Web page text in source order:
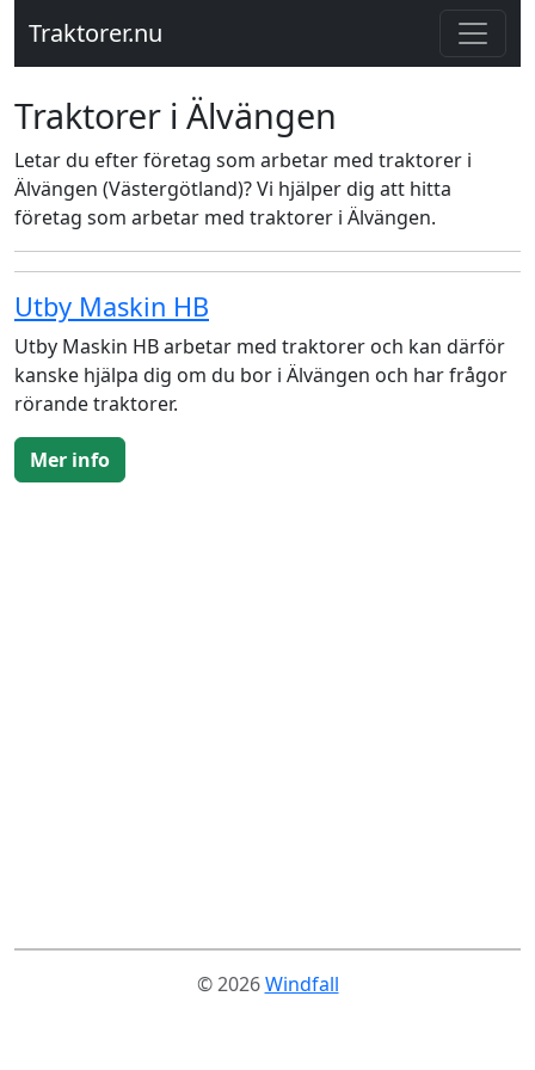
Traktorer.nu
Traktorer i Älvängen
Letar du efter företag som arbetar med traktorer i
Älvängen (Västergötland)? Vi hjälper dig att hitta
företag som arbetar med traktorer i Älvängen.
Utby Maskin HB
Utby Maskin HB arbetar med traktorer och kan därför
kanske hjälpa dig om du bor i Älvängen och har frågor
rörande traktorer.
Mer info
© 2026Windfall